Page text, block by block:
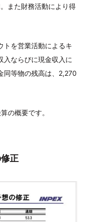
また財務活動により得
トを営業活動によるキ
入ならびに現金収入に
同等物の残高は、2,270
の概要です。
正